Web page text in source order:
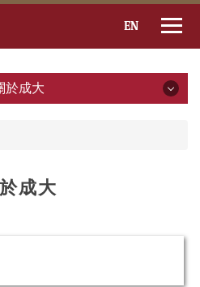
EN
於成大
成大